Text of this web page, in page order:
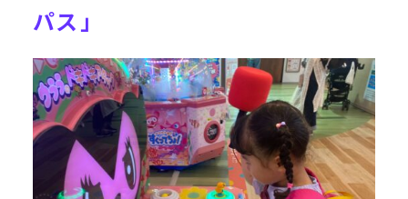
パス」